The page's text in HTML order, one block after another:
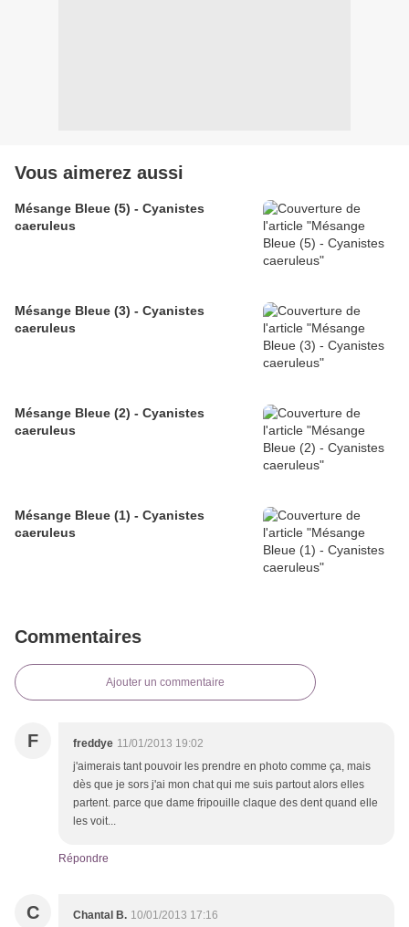
Vous aimerez aussi
Mésange Bleue (5) - Cyanistes
caeruleus
Mésange Bleue (3) - Cyanistes
caeruleus
Mésange Bleue (2) - Cyanistes
caeruleus
Mésange Bleue (1) - Cyanistes
caeruleus
Commentaires
Ajouter un commentaire
F freddye 11/01/2013 19:02
j'aimerais tant pouvoir les prendre en photo comme ça, mais
dès que je sors j'ai mon chat qui me suis partout alors elles
partent. parce que dame fripouille claque des dent quand elle
les voit...
Répondre
C Chantal B. 10/01/2013 17:16